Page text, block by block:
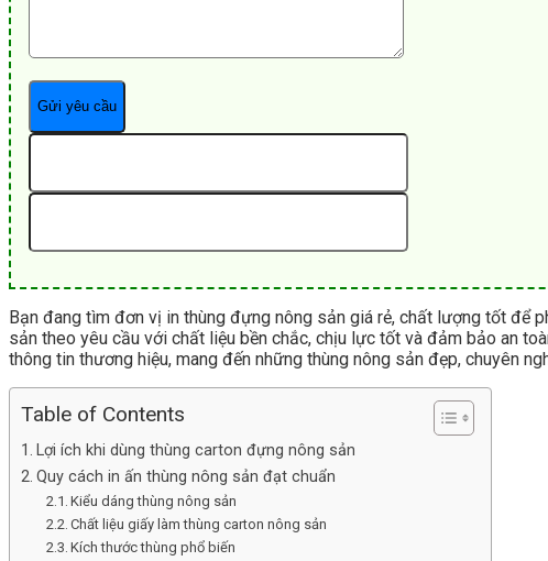
Bạn đang tìm đơn vị in thùng đựng nông sản giá rẻ, chất lượng tốt để
sản theo yêu cầu với chất liệu bền chắc, chịu lực tốt và đảm bảo an
thông tin thương hiệu, mang đến những thùng nông sản đẹp, chuyên
Table of Contents
Lợi ích khi dùng thùng carton đựng nông sản
Quy cách in ấn thùng nông sản đạt chuẩn
Kiểu dáng thùng nông sản
Chất liệu giấy làm thùng carton nông sản
Kích thước thùng phổ biến